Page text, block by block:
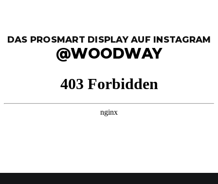
DAS PROSMART DISPLAY AUF INSTAGRAM
@WOODWAY